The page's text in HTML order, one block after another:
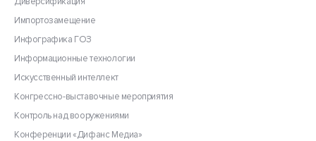
Импортозамещение
Инфографика ГОЗ
Информационные технологии
Искусственный интеллект
Конгрессно-выставочные мероприятия
Контроль над вооружениями
Конференции «Дифанс Медиа»